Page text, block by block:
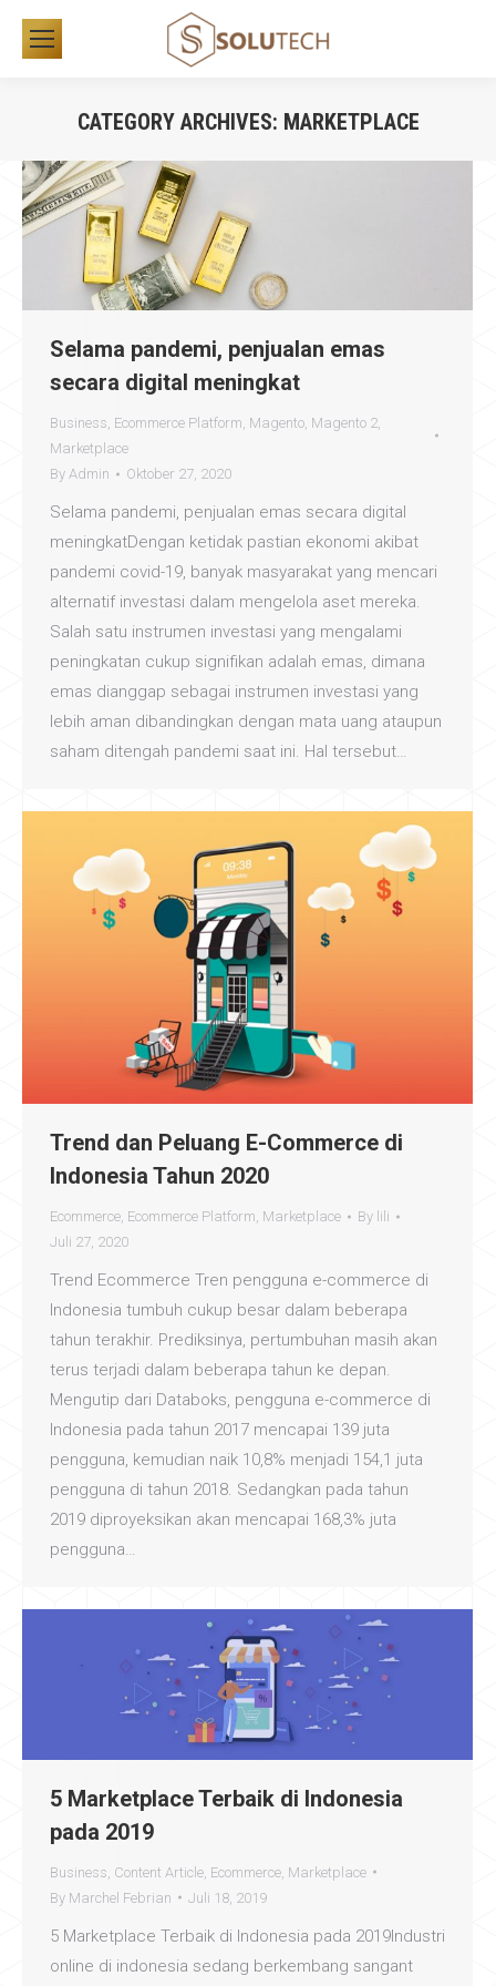
CATEGORY ARCHIVES: MARKETPLACE
Selama pandemi, penjualan emas
secara digital meningkat
Business, Ecommerce Platform, Magento, Magento 2,
Marketplace
By Admin Oktober 27, 2020
Selama pandemi, penjualan emas secara digital
meningkatDengan ketidak pastian ekonomi akibat
pandemi covid-19, banyak masyarakat yang mencari
alternatif investasi dalam mengelola aset mereka.
Salah satu instrumen investasi yang mengalami
peningkatan cukup signifikan adalah emas, dimana
emas dianggap sebagai instrumen investasi yang
lebih aman dibandingkan dengan mata uang ataupun
saham ditengah pandemi saat ini. Hal tersebut…
Trend dan Peluang E-Commerce di
Indonesia Tahun 2020
Ecommerce, Ecommerce Platform, Marketplace By lili
Juli 27, 2020
Trend Ecommerce Tren pengguna e-commerce di
Indonesia tumbuh cukup besar dalam beberapa
tahun terakhir. Prediksinya, pertumbuhan masih akan
terus terjadi dalam beberapa tahun ke depan.
Mengutip dari Databoks, pengguna e-commerce di
Indonesia pada tahun 2017 mencapai 139 juta
pengguna, kemudian naik 10,8% menjadi 154,1 juta
pengguna di tahun 2018. Sedangkan pada tahun
2019 diproyeksikan akan mencapai 168,3% juta
pengguna…
5 Marketplace Terbaik di Indonesia
pada 2019
Business Content Article Ecommerce Marketplace
By Marchel Febrian Juli 18, 2019
5 Marketplace Terbaik di Indonesia pada 2019Industri
online di indonesia sedang berkembang sangant